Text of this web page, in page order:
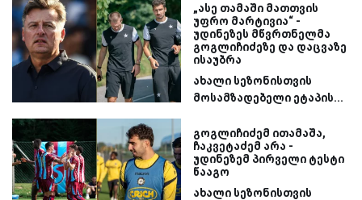
„ასე თამაში მათთვის
უფრო მარტივია“ -
უდინეზეს მწვრთნელმა
გოგლიჩიძეზე და დაცვაზე
ისაუბრა
ახალი სეზონისთვის
მოსამზადებელი ეტაპის...
გოგლიჩიძემ ითამაშა,
ჩაკვეტაძემ არა -
უდინეზემ პირველი ტესტი
წააგო
ახალი სეზონისთვის